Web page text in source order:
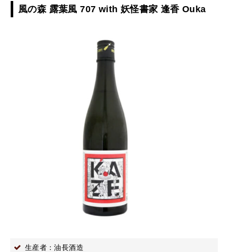
風の森 露葉風 707 with 妖怪書家 逢香 Ouka
生産者：油長酒造